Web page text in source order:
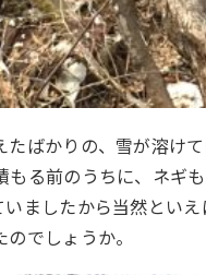
たばかりの、雪が溶け
もる前のうちに、ネギ
いましたから当然とい
でしょうか。